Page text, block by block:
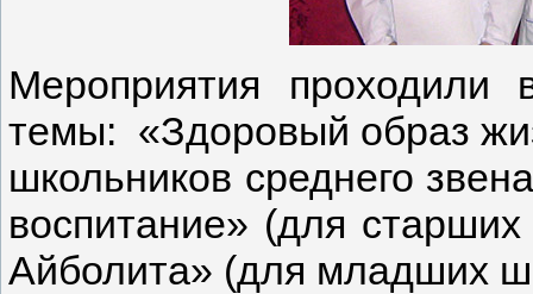
Мероприятия проходили
темы: «Здоровый образ
школьников среднего
воспитание» (для
Айболита» (для младших